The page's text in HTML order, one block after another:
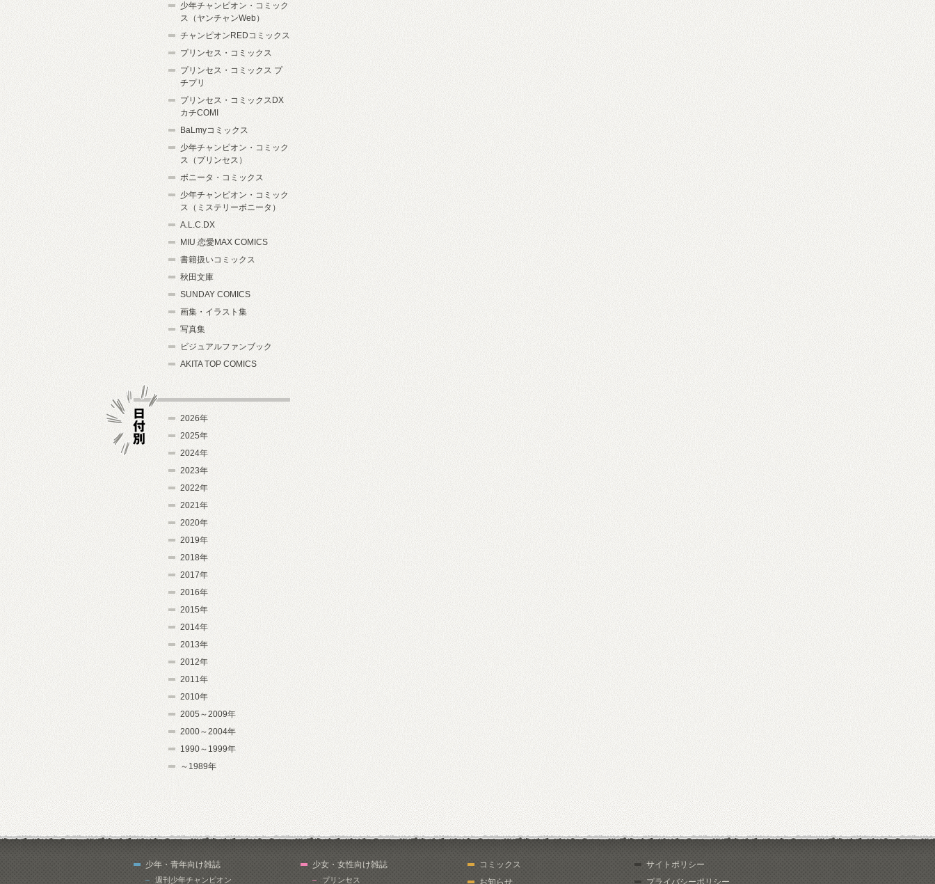
少年チャンピオン・コミック
ス（ヤンチャンWeb）
チャンピオンREDコミックス
プリンセス・コミックス
プリンセス・コミックス プ
チプリ
プリンセス・コミックスDX
カチCOMI
BaLmyコミックス
少年チャンピオン・コミック
ス（プリンセス）
ボニータ・コミックス
少年チャンピオン・コミック
ス（ミステリーボニータ）
A.L.C.DX
MIU 恋愛MAX COMICS
書籍扱いコミックス
秋田文庫
SUNDAY COMICS
画集・イラスト集
写真集
ビジュアルファンブック
AKITA TOP COMICS
2026年
2025年
2024年
2023年
2022年
2021年
2020年
2019年
2018年
2017年
2016年
2015年
2014年
2013年
2012年
2011年
2010年
2005～2009年
2000～2004年
1990～1999年
～1989年
少年・青年向け雑誌
週刊少年チャンピオン
少女・女性向け雑誌
プリンセス
コミックス
お知らせ
サイトポリシー
プライバシーポリシー